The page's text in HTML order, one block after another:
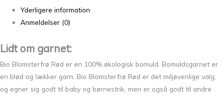
Yderligere information
Anmeldelser (0)
Lidt om garnet:
Bio Blomsterfrø Rød er en 100% økologisk bomuld. Bomuldsgarnet er
en blød og lækker garn. Bio Blomsterfrø Rød er det miljøvenlige valg,
og egner sig godt til baby og børnestrik, men er også godt til andre